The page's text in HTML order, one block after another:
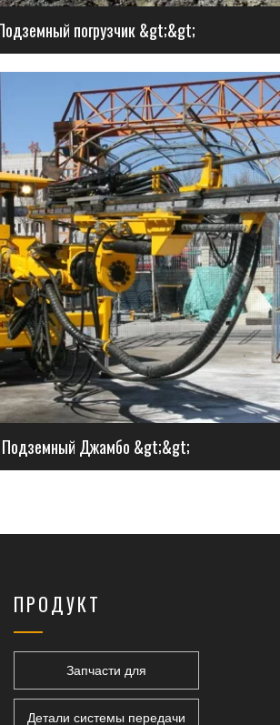
погрузчик &gt;&gt;
Подземный Джамбо &gt;&gt;
ПРОДУКТ
Запчасти для
Детали системы передачи